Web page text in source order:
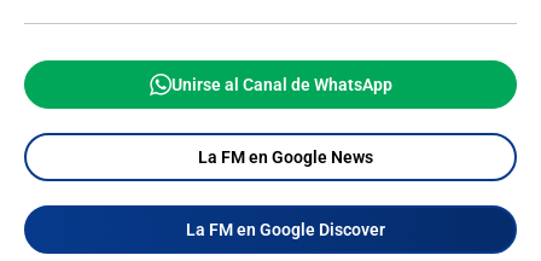
Unirse al Canal de WhatsApp
La FM en Google News
La FM en Google Discover